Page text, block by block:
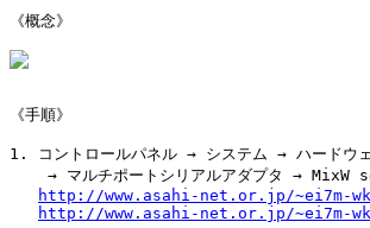
《概念》
《手順》
1. コントロールパネル → システム → ハードウ
→ マルチポートシリアルアダプタ →
http://www.asahi-net.or.jp/~ei7m-
http://www.asahi-net.or.jp/~ei7m-